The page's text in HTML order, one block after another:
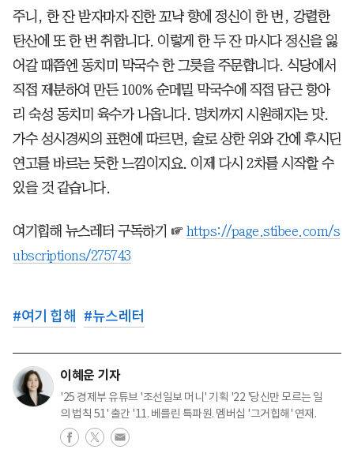
주니, 한 잔 받자마자 진한 꼬냑 향에 정신이 한 번, 강렬한
탄산에 또 한 번 취합니다. 이렇게 한 두 잔 마시다 정신을 잃
어갈 때쯤엔 동치미 막국수 한 그릇을 주문합니다. 식당에서
직접 제분하여 만든 100% 순메밀 막국수에 직접 담근 항아
리 숙성 동치미 육수가 나옵니다. 명치까지 시원해지는 맛.
가수 성시경씨의 표현에 따르면, 술로 상한 위와 간에 후시딘
연고를 바르는 듯한 느낌이지요. 이제 다시 2차를 시작할 수
있을 것 같습니다.
여기힙해 뉴스레터 구독하기 ☞ https://page.stibee.com/s
ubscriptions/275743
#여기 힙해 #뉴스레터
이혜운 기자
'25 경제부 유튜브 '조선일보 머니' 기획 '22 '당신만 모르는 일
의 법칙 51' 출간 '11. 베를린 특파원. 멤버십 '그거힙해' 연재.